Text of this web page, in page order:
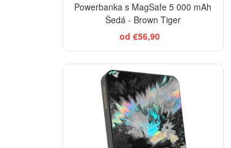
Powerbanka s MagSafe 5 000 mAh
Šedá - Brown Tiger
od €56,90